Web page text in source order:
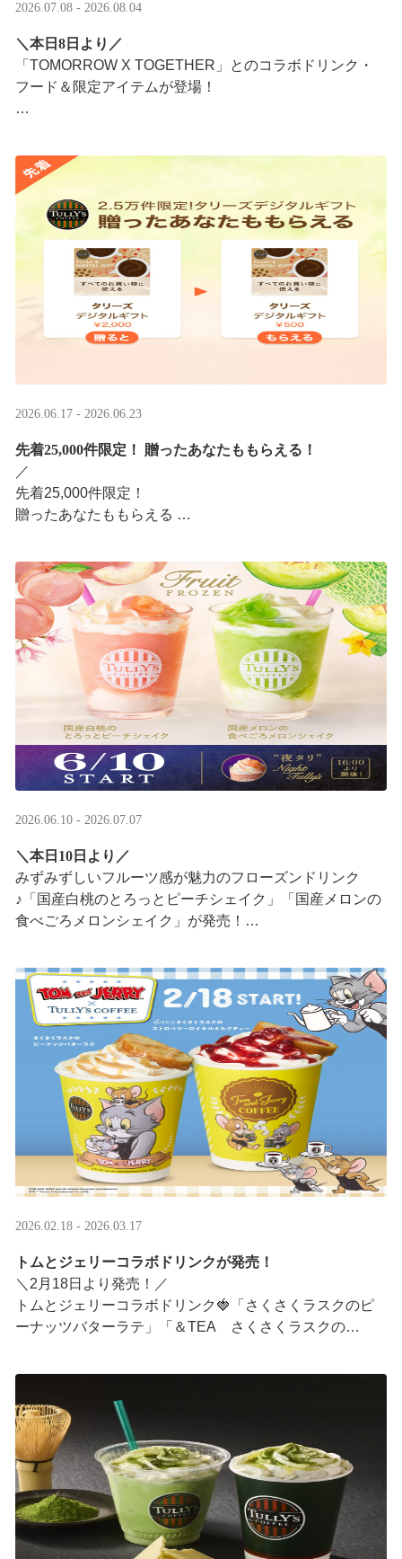
2026.07.08 - 2026.08.04
＼本日8日より／
「TOMORROW X TOGETHER」とのコラボドリンク・
フード＆限定アイテムが登場！
2026.06.17 - 2026.06.23
先着25,000件限定！​ 贈ったあなたももらえる！
／ ​
先着25,000件限定！​
贈ったあなたももらえる ​
LINEギフト限定！タリーズデジタルギフト2,000円分を贈
ると、自分も500円分のデジタルギフトがもらえるキャン
ペーンがスタ ···
2026.06.10 - 2026.07.07
＼本日10日より／
みずみずしいフルーツ感が魅力のフローズンドリンク
♪「国産白桃のとろっとピーチシェイク」「国産メロンの
食べごろメロンシェイク」が発売！
ホイップクリームが無料で2倍 ···
2026.02.18 - 2026.03.17
トムとジェリーコラボドリンクが発売！
＼2月18日より発売！／
トムとジェリーコラボドリンク🍓「さくさくラスクのピ
ーナッツバターラテ」「＆TEA さくさくラスクの